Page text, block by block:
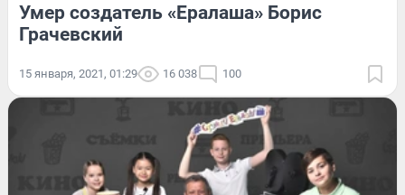
Умер создатель «Ералаша» Борис
Грачевский
15 января, 2021, 01:29 16 038 100